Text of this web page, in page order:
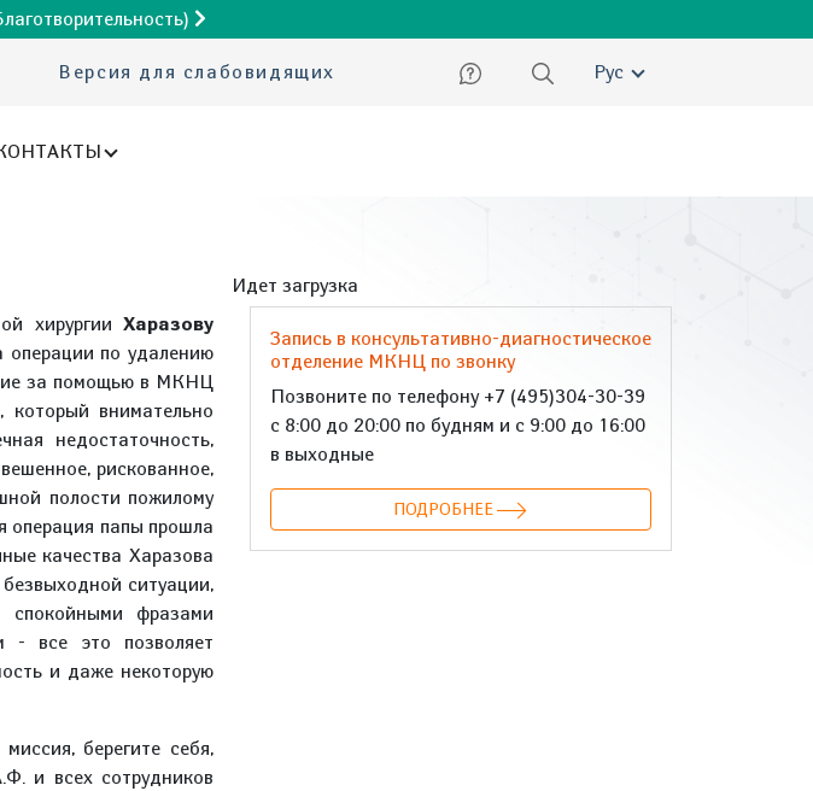
Версия для слабовидящих Русский
хирургии Харазову
операции по удалению
за помощью в МКНЦ
который внимательно
недостаточность,
рискованное,
полости пожилому
операция папы прошла
качества Харазова
ситуации,
спокойными фразами
- все это позволяет
и даже некоторую
берегите себя,
и всех сотрудников
Идет загрузка
Запись в консультативно-диагностическое
отделение МКНЦ по звонку
Позвоните по телефону +7 (495)304-30-39
с 8:00 до 20:00 по будням и с 9:00 до 16:00
в выходные
ПОДРОБНЕЕ